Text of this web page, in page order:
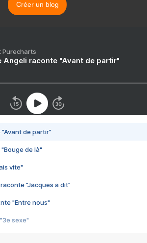
Créer un blog
Purecharts
Angeli raconte "Avant de partir"
"Avant de partir"
"Bouge de là"
vite"
"Jacques a dit"
"Entre nous"
sexe"